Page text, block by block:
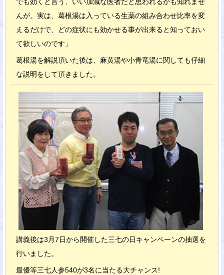
んが。実は、葛根湯は入っている生薬の組み合わせ比率を変
えるだけで、どの症状にも効かせる事が出来ると知っておい
て欲しいのです」
葛根湯を解説頂いた後は、麻黄湯や小青竜湯に関しても仔細
な説明をして頂きました。
講義後は3月7日から開催した三七の日キャンペーンの抽選を
行いました。
最優等三七人参540が3名に当たる大チャンス!